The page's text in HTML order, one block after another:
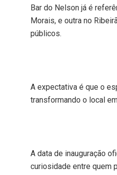
Bar do Nelson já é
Morais, e outra no
públicos.
A expectativa é que o
transformando o local
A data de inauguração
curiosidade entre quem